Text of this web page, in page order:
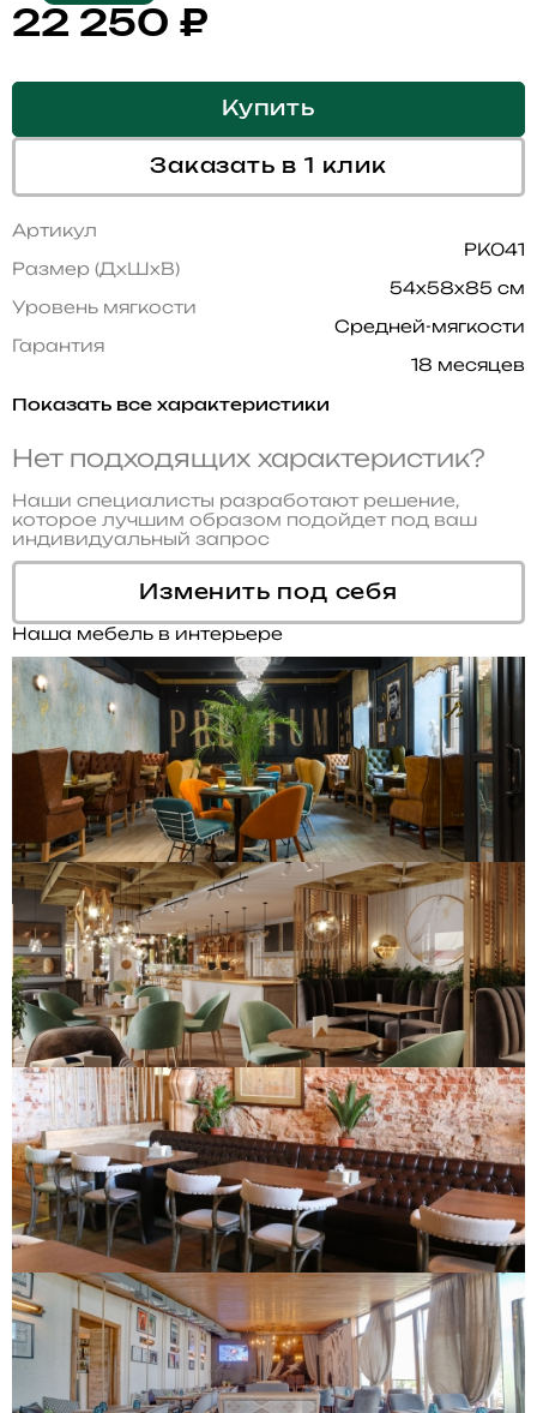
22 250 ₽
Купить
Заказать в 1 клик
Артикул
PK041
Размер (ДхШхВ)
54x58x85 см
Уровень мягкости
Средней-мягкости
Гарантия
18 месяцев
Показать все характеристики
Нет подходящих характеристик?
Наши специалисты разработают решение,
которое лучшим образом подойдет под ваш
индивидуальный запрос
Изменить под себя
Наша мебель в интерьере